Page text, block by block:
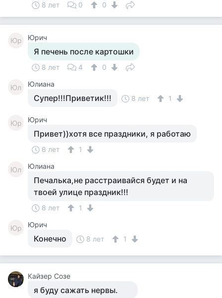
8 лет 0 0
Юр Юрич
Я печень после картошки
8 лет 4 0
Юл Юлиана
Супер!!!Приветик!!! 8 лет 1
Юр Юрич
Привет))хотя все праздники, я работаю
8 лет 1
Юл Юлиана
Печалька,не расстраивайся будет и на
твоей улице праздник!!!
8 лет 1
Юр Юрич
Конечно 8 лет 1
Кайзер Созе
я буду сажать нервы.